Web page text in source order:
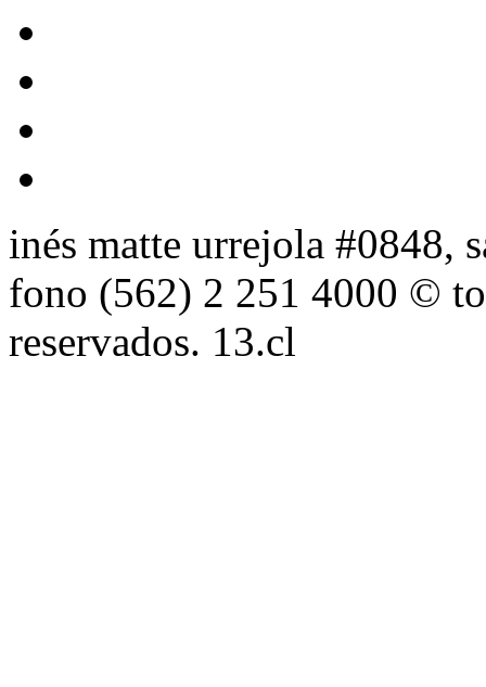
inés matte urrejola #0848,
fono (562) 2 251 4000 ©
reservados. 13.cl